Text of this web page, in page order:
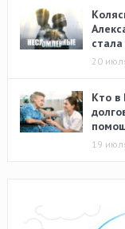
20
Кто в
19